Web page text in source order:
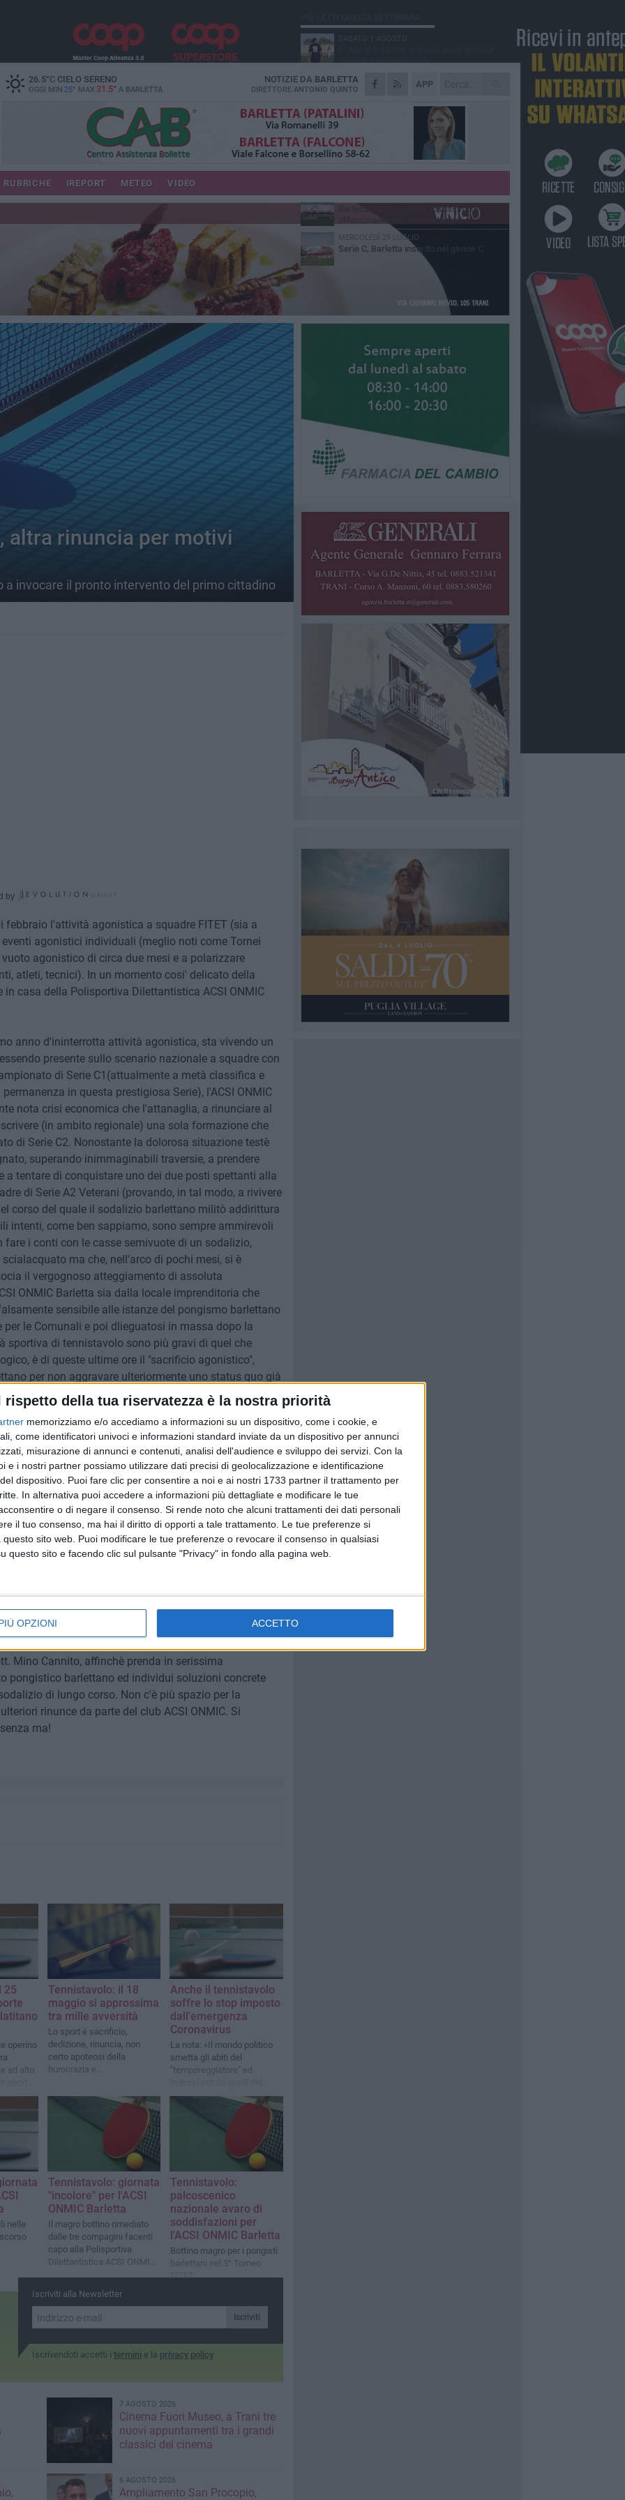
rispetto della tua riservatezza è la nostra priorità
memorizziamo e/o accediamo a informazioni su un dispositivo, come i cookie, e
come identificatori univoci e informazioni standard inviate da un dispositivo per annunci
misurazione di annunci e contenuti, analisi dell'audience e sviluppo dei servizi. Con la
e i nostri partner possiamo utilizzare dati precisi di geolocalizzazione e identificazione
dispositivo. Puoi fare clic per consentire a noi e ai nostri 1733 partner il trattamento per
In alternativa puoi accedere a informazioni più dettagliate e modificare le tue
o di negare il consenso. Si rende noto che alcuni trattamenti dei dati personali
il tuo consenso, ma hai il diritto di opporti a tale trattamento. Le tue preferenze si
sito web. Puoi modificare le tue preferenze o revocare il consenso in qualsiasi
questo sito e facendo clic sul pulsante "Privacy" in fondo alla pagina web.
OPZIONI ACCETTO
26.5°CCIELO SERENO
OGGI MIN 25° MAX 31.5° A BARLETTA
APP
NOTIZIE DA BARLETTA
DIRETTORE ANTONIO QUINTO
RUBRICHE IREPORT METEO VIDEO
altra rinuncia per motivi
a invocare il pronto intervento del primo cittadino
by
febbraio l'attività agonistica a squadre FITET (sia a
agonistici individuali (meglio noti come Tornei
agonistico di circa due mesi e a polarizzare
atleti, tecnici). In un momento cosi' delicato della
casa della Polisportiva Dilettantistica ACSI ONMIC
anno d'ininterrotta attività agonistica, sta vivendo un
presente sullo scenario nazionale a squadre con
di Serie C1(attualmente a metà classifica e
in questa prestigiosa Serie), l'ACSI ONMIC
nota crisi economica che l'attanaglia, a rinunciare al
(in ambito regionale) una sola formazione che
di Serie C2. Nonostante la dolorosa situazione testè
superando inimmaginabili traversie, a prendere
a tentare di conquistare uno dei due posti spettanti alla
di Serie A2 Veterani (provando, in tal modo, a rivivere
corso del quale il sodalizio barlettano militò addirittura
intenti, come ben sappiamo, sono sempre ammirevoli
i conti con le casse semivuote di un sodalizio,
ma che, nell'arco di pochi mesi, si è
il vergognoso atteggiamento di assoluta
ONMIC Barletta sia dalla locale imprenditoria che
sensibile alle istanze del pongismo barlettano
le Comunali e poi dlieguatosi in massa dopo la
sportiva di tennistavolo sono più gravi di quel che
è di queste ultime ore il "sacrificio agonistico",
per non aggravare ulteriormente uno status quo già
FITET, sabato 26 e domenica 27 gennaio prossimi
parte al Torneo Nazionale Individuale Giovanile, in
"Aldo De Santis".
talentuoso diciassettenne Mario Sardella (componente
Maschile di Serie C1) ma è stata costretta ad una
Un danno d'immagine senza precedenti nella
incommensurabile danno tecnico arrecato alla giovane
l'irripetibile chance di confrontarsi con i migliori
domenica 3 febbraio l'ACSI ONMIC Barletta
per fortuna, poco dispendioso) Torneo Nazionale
(Fg) ma è altrettanto vero che le opportunità
passano una sola volta nella carriera agonistica di un
e la presidenza societarie tornano ad invocare il
Mino Cannito, affinchè prenda in serissima
pongistico barlettano ed individui soluzioni concrete
di lungo corso. Non c'è più spazio per la
rinunce da parte del club ACSI ONMIC. Si
ma!
25
operino
ad alto
Tennistavolo: il 18
maggio si approssima
tra mille avversità
Lo sport è sacrificio,
dedizione, rinuncia, non
certo apoteosi della
burocrazia e
Anche il tennistavolo
soffre lo stop imposto
dall'emergenza
Coronavirus
La nota: «Il mondo politico
smetta gli abiti del
"temporeggiatore" ed
"soccorritore"»
nelle
Tennistavolo: giornata
"incolore" per l'ACSI
ONMIC Barletta
Il magro bottino rimediato
dalle tre compagini facenti
capo alla Polisportiva
Dilettantistica ACSI ONMIC
Tennistavolo:
palcoscenico
nazionale avaro di
soddisfazioni per
l'ACSI ONMIC Barletta
Bottino magro per i pongisti
barlettani nel 3° Torneo
FITET
Iscriviti alla Newsletter
Iscriviti
Iscrivendoti accetti i termini e la privacy policy
7 AGOSTO 2026
Cinema Fuori Museo, a Trani tre
nuovi appuntamenti tra i grandi
classici del cinema
6 AGOSTO 2026
Ampliamento San Procopio,
Trani 4-1 in amichevole
VENERDÌ 31 LUGLIO
Serie C Sky Wifi: fissate date e orari delle
VENERDÌ 31 LUGLIO
Il calcio italiano piange l'immenso Franco
Baresi
GIOVEDÌ 6 AGOSTO
Addio a mister Marchioro. L'uomo del
VENERDÌ 31 LUGLIO
Barletta 1922: un avvio tostissimo e
affascinante allo stesso tempo
MERCOLEDÌ 29 LUGLIO
Serie C, Barletta inserito nel girone C